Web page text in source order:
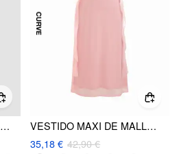
VESTIDO MAXI CON ESCOTE DRAPEADO, LENTEJUELAS Y VOLANTES
VESTIDO MAXI DE MALLA CON CUELLO BUFANDA, LENTEJUELAS Y VOLANTES EN EL DOBLADILLO CURVY
35,18 € 42,90 €